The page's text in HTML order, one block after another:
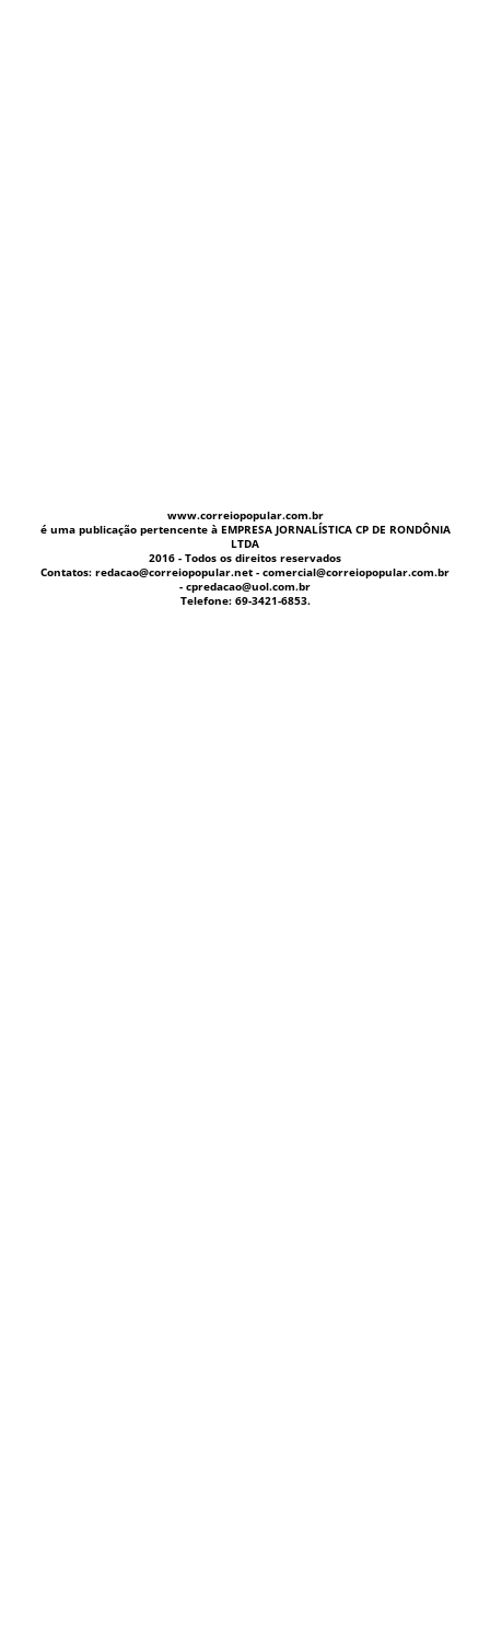
www.correiopopular.com.br
é uma publicação pertencente à EMPRESA JORNALÍSTICA CP DE RONDÔNIA
LTDA
2016 - Todos os direitos reservados
Contatos: redacao@correiopopular.net - comercial@correiopopular.com.br
- cpredacao@uol.com.br
Telefone: 69-3421-6853.